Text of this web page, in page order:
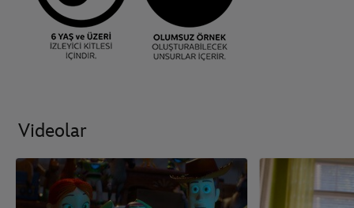
Videolar